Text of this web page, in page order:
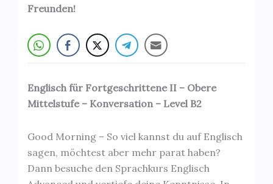
Freunden!
Englisch für Fortgeschrittene II – Obere
Mittelstufe – Konversation – Level B2
Good Morning – So viel kannst du auf Englisch
sagen, möchtest aber mehr parat haben?
Dann besuche den Sprachkurs Englisch